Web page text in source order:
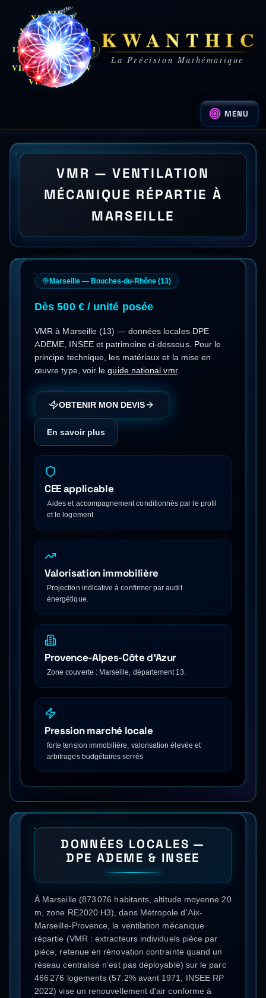
XII I
II
III
III
IV
V
VI
VII
VIII
IX
XI
KWANTHIC
La Précision Mathématique
MENU
VMR — VENTILATION
MÉCANIQUE RÉPARTIE À
MARSEILLE
Marseille — Bouches-du-Rhône (13)
Dès 500 € / unité posée
VMR à Marseille (13) — données locales DPE
ADEME, INSEE et patrimoine ci-dessous. Pour le
principe technique, les matériaux et la mise en
œuvre type, voir le guide nationalvmr.
OBTENIR MON DEVIS
En savoir plus
CEE applicable
Aides et accompagnement conditionnés par le profil
et le logement.
Valorisation immobilière
Projection indicative à confirmer par audit
énergétique.
Provence-Alpes-Côte d'Azur
Zone couverte : Marseille, département 13.
Pression marché locale
forte tension immobilière, valorisation élevée et
arbitrages budgétaires serrés
DONNÉES LOCALES —
DPE ADEME & INSEE
À Marseille (873 076 habitants, altitude moyenne 20
m, zone RE2020 H3), dans Métropole d'Aix-
Marseille-Provence, la ventilation mécanique
répartie (VMR : extracteurs individuels pièce par
pièce, retenue en rénovation contrainte quand un
réseau centralisé n'est pas déployable) sur le parc
466 276 logements (57.2% avant 1971, INSEE RP
2022) vise un renouvellement d'air conforme à